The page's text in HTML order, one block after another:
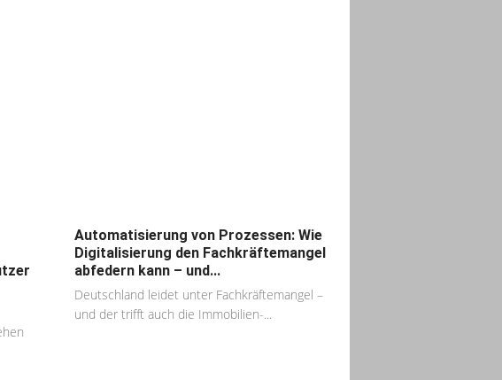
Automatisierung von Prozessen: Wie
Digitalisierung den Fachkräftemangel
abfedern kann – und...
Deutschland leidet unter Fachkräftemangel –
und der trifft auch die Immobilien-...